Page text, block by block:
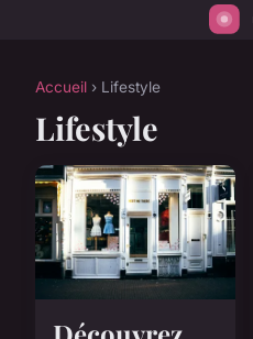
Accueil › Lifestyle
Lifestyle